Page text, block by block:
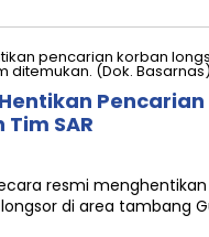
Pencarian
SAR
resmi
di area tambang